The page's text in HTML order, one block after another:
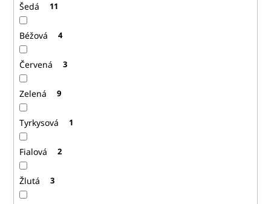
Šedá 11
Béžová 4
Červená 3
Zelená 9
Tyrkysová 1
Fialová 2
Žlutá 3